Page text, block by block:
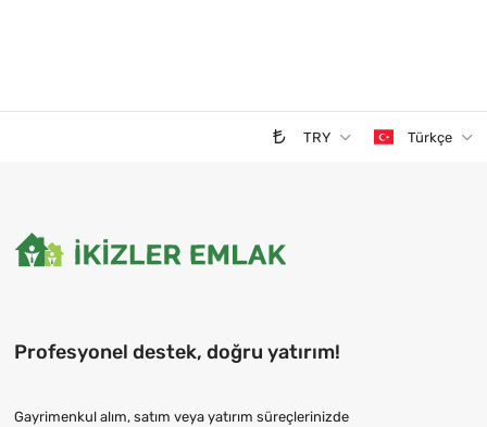
TRY Türkçe
Profesyonel destek, doğru yatırım!
Gayrimenkul alım, satım veya yatırım süreçlerinizde